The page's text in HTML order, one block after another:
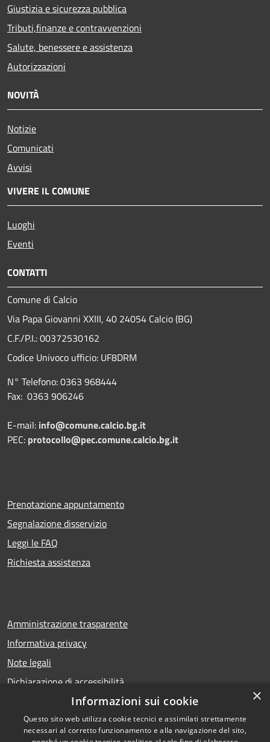
Giustizia e sicurezza pubblica
Tributi,finanze e contravvenzioni
Salute, benessere e assistenza
Autorizzazioni
NOVITÀ
Notizie
Comunicati
Avvisi
VIVERE IL COMUNE
Luoghi
Eventi
CONTATTI
Comune di Calcio
Via Papa Giovanni XXIII, 40 24054 Calcio (BG)
C.F./P.I.: 00372530162
Codice Univoco ufficio: UF8DRM
N° Telefono: 0363 968444
Fax: 0363 906246
E-mail: info@comune.calcio.bg.it
PEC: protocollo@pec.comune.calcio.bg.it
Prenotazione appuntamento
Segnalazione disservizio
Leggi le FAQ
Richiesta assistenza
Amministrazione trasparente
Informativa privacy
Note legali
Dichiarazione di accessibilità
RSS Copyright © 2026 • Comune di
×
Informazioni sui cookie
Questo sito web utilizza cookie tecnici e assimilati strettamente
necessari al corretto funzionamento e alla navigazione del sito,